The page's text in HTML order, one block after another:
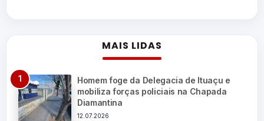
MAIS LIDAS
Homem foge da Delegacia de Ituaçu e
mobiliza forças policiais na Chapada
Diamantina
12.07.2026